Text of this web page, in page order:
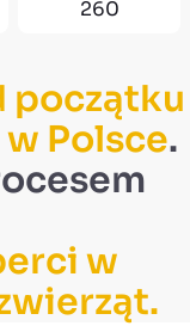
260
początku
Polsce.
w